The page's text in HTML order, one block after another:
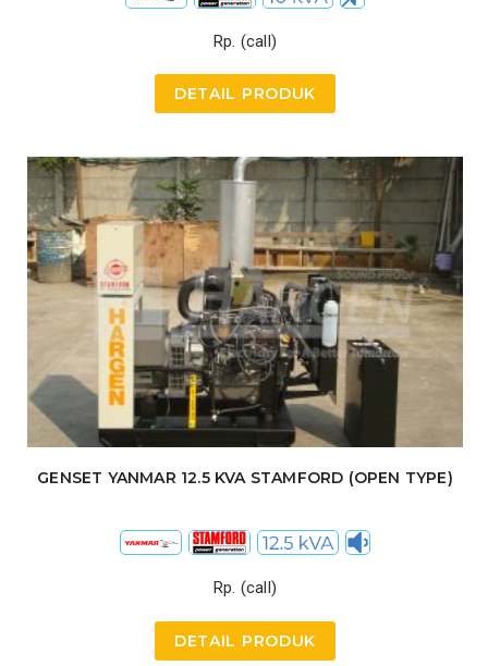
Rp. (call)
DETAIL PRODUK
GENSET YANMAR 12.5 KVA STAMFORD (OPEN TYPE)
Rp. (call)
DETAIL PRODUK